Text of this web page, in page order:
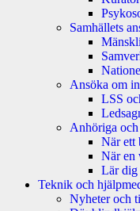
Samhällets
Ansöka om
LSS
Anhöriga och
När ett
När en
Lär dig
Teknik och
Nyheter och